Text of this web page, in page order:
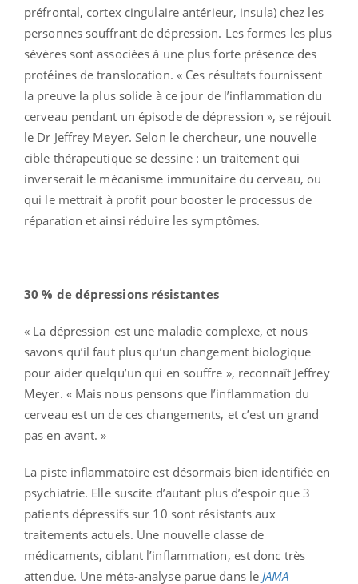
préfrontal, cortex cingulaire antérieur, insula) chez les
personnes souffrant de dépression. Les formes les plus
sévères sont associées à une plus forte présence des
protéines de translocation. « Ces résultats fournissent
la preuve la plus solide à ce jour de l’inflammation du
cerveau pendant un épisode de dépression », se réjouit
le Dr Jeffrey Meyer. Selon le chercheur, une nouvelle
cible thérapeutique se dessine : un traitement qui
inverserait le mécanisme immunitaire du cerveau, ou
qui le mettrait à profit pour booster le processus de
réparation et ainsi réduire les symptômes.
30 % de dépressions résistantes
« La dépression est une maladie complexe, et nous
savons qu’il faut plus qu’un changement biologique
pour aider quelqu’un qui en souffre », reconnaît Jeffrey
Meyer. « Mais nous pensons que l’inflammation du
cerveau est un de ces changements, et c’est un grand
pas en avant. »
La piste inflammatoire est désormais bien identifiée en
psychiatrie. Elle suscite d’autant plus d’espoir que 3
patients dépressifs sur 10 sont résistants aux
traitements actuels. Une nouvelle classe de
médicaments, ciblant l’inflammation, est donc très
attendue. Une méta-analyse parue dans le JAMA